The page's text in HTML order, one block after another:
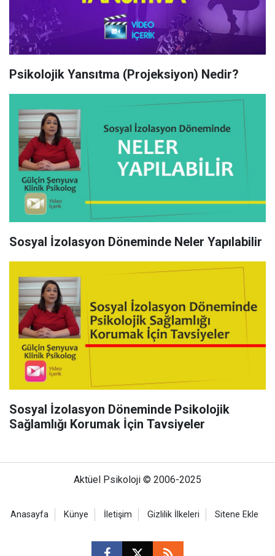
Psikolojik Yansıtma (Projeksiyon) Nedir?
Sosyal İzolasyon Döneminde Neler Yapılabilir
Sosyal İzolasyon Döneminde Psikolojik
Sağlamlığı Korumak İçin Tavsiyeler
Aktüel Psikoloji © 2006-2025
Anasayfa Künye İletişim Gizlilik İlkeleri Sitene Ekle